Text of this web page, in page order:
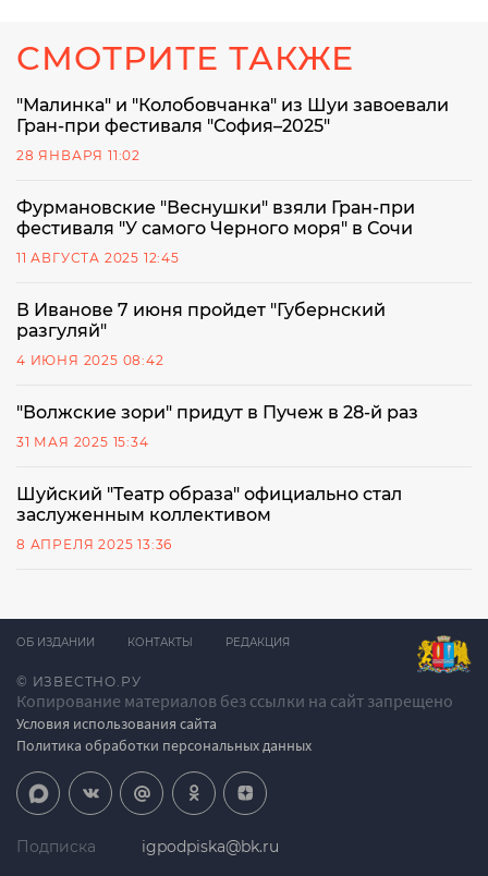
СМОТРИТЕ ТАКЖЕ
"Малинка" и "Колобовчанка" из Шуи завоевали
Гран-при фестиваля "София–2025"
28 ЯНВАРЯ 11:02
Фурмановские "Веснушки" взяли Гран-при
фестиваля "У самого Черного моря" в Сочи
11 АВГУСТА 2025 12:45
В Иванове 7 июня пройдет "Губернский
разгуляй"
4 ИЮНЯ 2025 08:42
"Волжские зори" придут в Пучеж в 28-й раз
31 МАЯ 2025 15:34
Шуйский "Театр образа" официально стал
заслуженным коллективом
8 АПРЕЛЯ 2025 13:36
© ИЗВЕСТНО.РУ
Копирование материалов без ссылки на сайт запрещено
Условия использования сайта
Политика обработки персональных данных
ОБ ИЗДАНИИ КОНТАКТЫ РЕДАКЦИЯ
Подписка igpodpiska@bk.ru